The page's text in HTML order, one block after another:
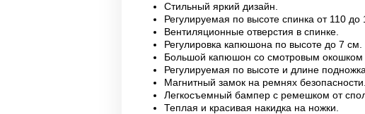
Стильный яркий дизайн.
Регулируемая по высоте спинка от 110 до
Вентиляционные отверстия в спинке.
Регулировка капюшона по высоте до 7 см.
Большой капюшон со смотровым окошком
Регулируемая по высоте и длине
Магнитный замок на ремнях безопасности.
Легкосъемный бампер с ремешком от
Теплая и красивая накидка на ножки.